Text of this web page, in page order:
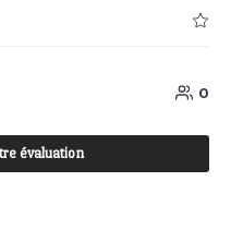
0
évaluation